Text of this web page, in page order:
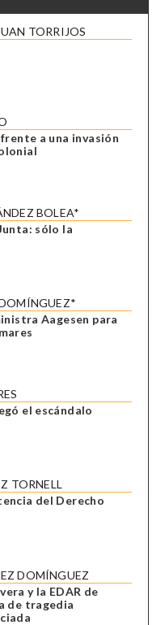
TORRIJOS
a una invasión
BOLEA*
sólo la
Aagesen para
el escándalo
TORNELL
del Derecho
DOMÍNGUEZ
y la EDAR de
de tragedia